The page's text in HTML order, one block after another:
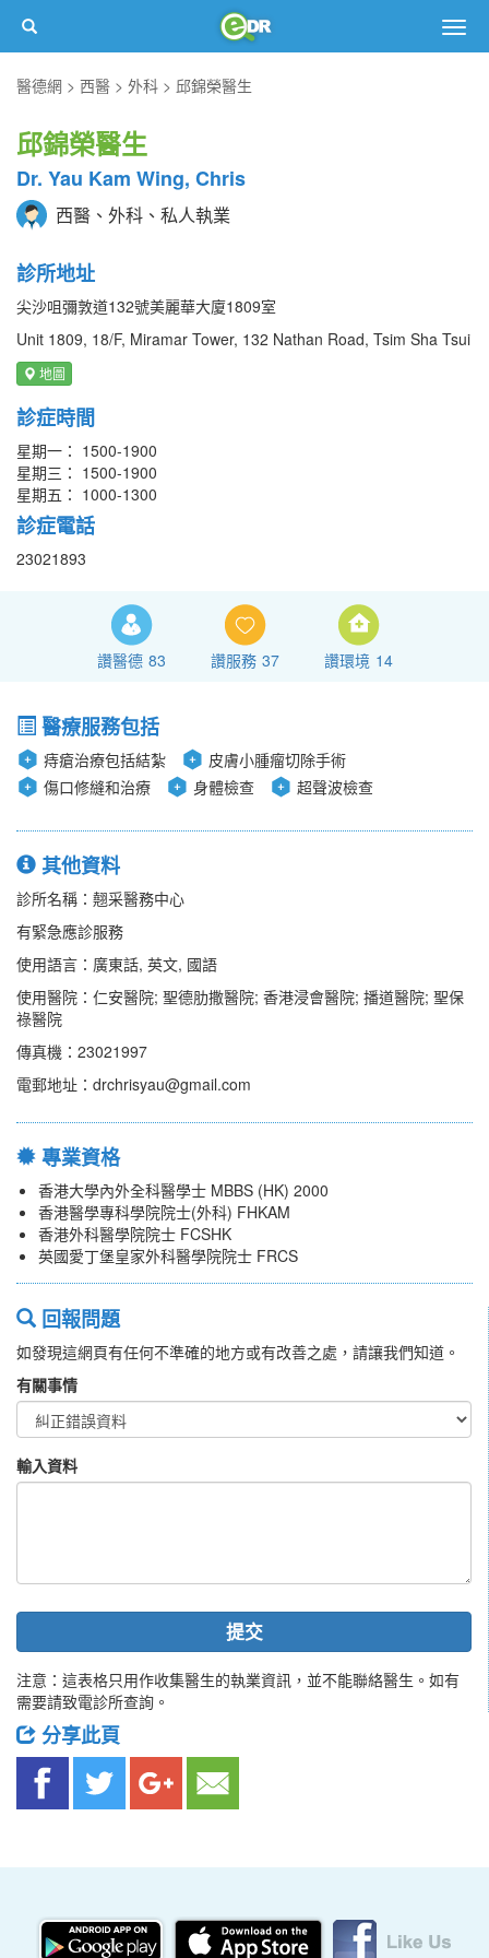
醫德網
西醫 外科 邱錦榮醫生
邱錦榮醫生
Dr. Yau Kam Wing, Chris
西醫、外科、私人執業
診所地址
尖沙咀彌敦道132號美麗華大廈1809室
Unit 1809, 18/F, Miramar Tower, 132 Nathan Road, Tsim Sha Tsui
地圖
診症時間
星期一： 1500-1900
星期三： 1500-1900
星期五： 1000-1300
診症電話
23021893
讚醫德 83 讚服務 37 讚環境 14
醫療服務包括
痔瘡治療包括結紮
皮膚小腫瘤切除手術
傷口修縫和治療
身體檢查 超聲波檢查
其他資料
診所名稱：翹采醫務中心
有緊急應診服務
使用語言：廣東話, 英文, 國語
使用醫院：仁安醫院; 聖德肋撒醫院; 香港浸會醫院; 播道醫院; 聖保
祿醫院
傳真機：23021997
電郵地址：drchrisyau@gmail.com
專業資格
香港大學內外全科醫學士 MBBS (HK) 2000
香港醫學專科學院院士(外科) FHKAM
香港外科醫學院院士 FCSHK
英國愛丁堡皇家外科醫學院院士 FRCS
回報問題
如發現這網頁有任何不準確的地方或有改善之處，請讓我們知道。
有關事情
輸入資料
提交
注意：這表格只用作收集醫生的執業資訊，並不能聯絡醫生。如有
需要請致電診所查詢。
分享此頁